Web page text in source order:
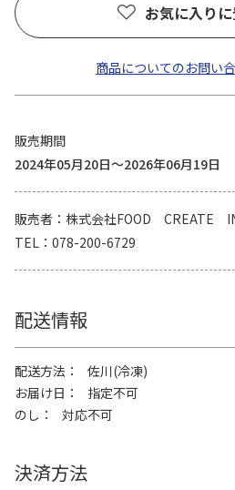
お気に入り
商品についてのお問い
販売期間
2024年05月20日～2026年06月19日
販売者
株式会社FOOD CREATE
TEL
078-200-6729
配送情報
配送方法
佐川(冷凍)
お届け日
指定不可
のし
対応不可
決済方法